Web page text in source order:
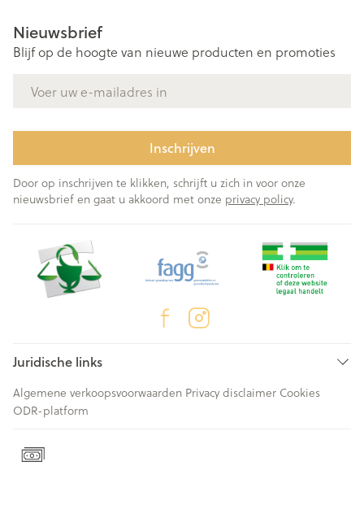
Nieuwsbrief
Blijf op de hoogte van nieuwe producten en promoties
Inschrijven
Door op inschrijven te klikken, schrijft u zich in voor onze
nieuwsbrief en gaat u akkoord met onze privacy policy.
Juridische links
Algemene verkoopsvoorwaarden Privacy disclaimer Cookies
ODR-platform